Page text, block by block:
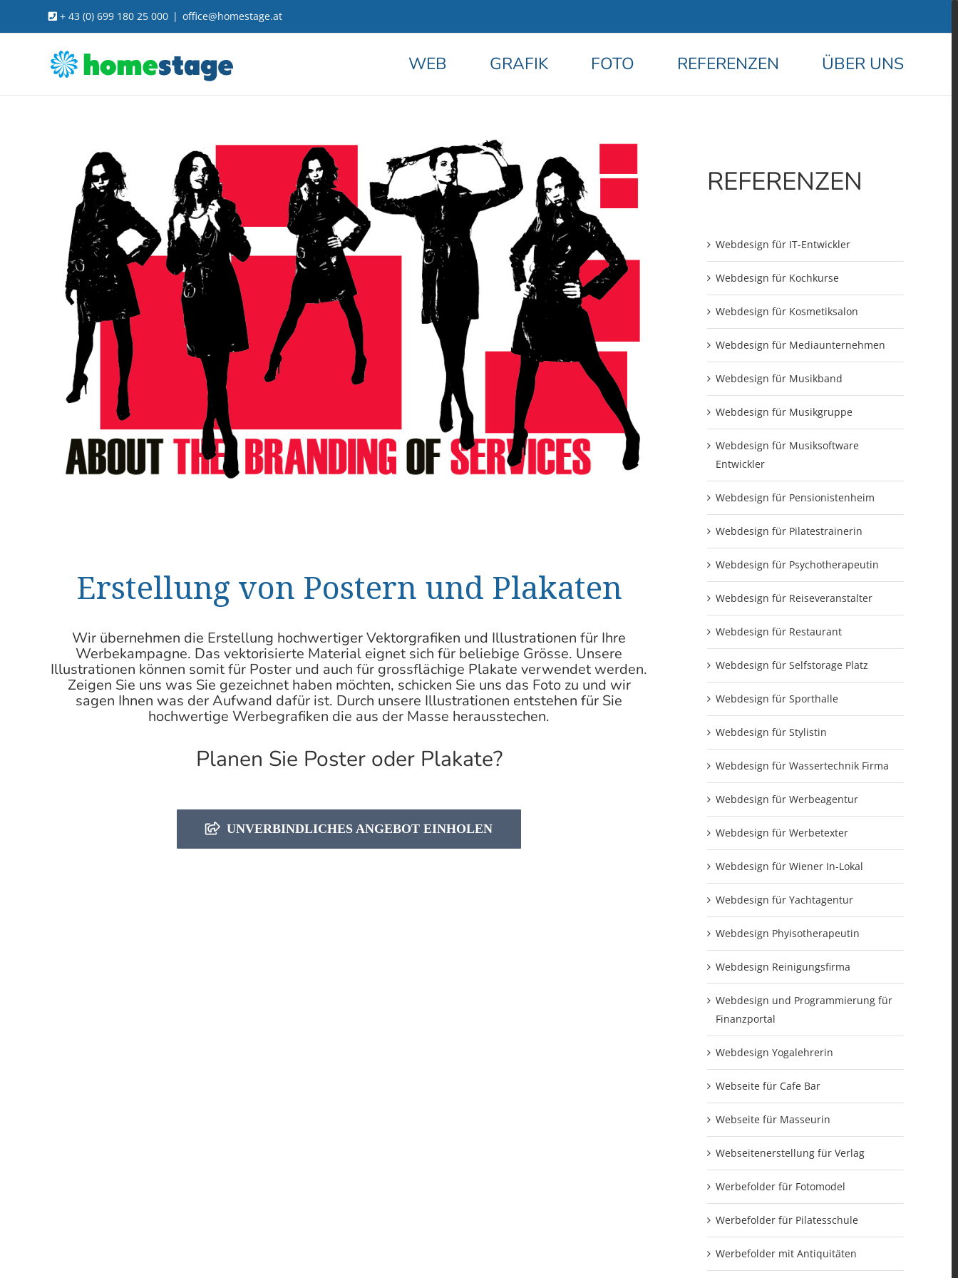
+ 43 (0) 699 180 25 000 | office@homestage.at
WEB GRAFIK FOTO REFERENZEN ÜBER UNS
Erstellung von Postern und Plakaten
Wir übernehmen die Erstellung hochwertigerVektorgrafiken und Illustrationen für Ihre
Werbekampagne. Das vektorisierte Material eignet sich für beliebige Grösse. Unsere
Illustrationen können somit für Poster und auch für grossflächige Plakate verwendet werden.
Zeigen Sie uns was Sie gezeichnet haben möchten, schicken Sie uns das Foto zu und wir
sagen Ihnen was der Aufwand dafür ist. Durch unsere Illustrationen entstehen für Sie
hochwertige Werbegrafiken die aus der Masse herausstechen.
Planen Sie Poster oder Plakate?
UNVERBINDLICHES ANGEBOT EINHOLEN
REFERENZEN
Webdesign für IT-Entwickler
Webdesign für Kochkurse
Webdesign für Kosmetiksalon
Webdesign für Mediaunternehmen
Webdesign für Musikband
Webdesign für Musikgruppe
Webdesign für Musiksoftware
Entwickler
Webdesign für Pensionistenheim
Webdesign für Pilatestrainerin
Webdesign für Psychotherapeutin
Webdesign für Reiseveranstalter
Webdesign für Restaurant
Webdesign für Selfstorage Platz
Webdesign für Sporthalle
Webdesign für Stylistin
Webdesign für Wassertechnik Firma
Webdesign für Werbeagentur
Webdesign für Werbetexter
Webdesign für Wiener In-Lokal
Webdesign für Yachtagentur
Webdesign Phyisotherapeutin
Webdesign Reinigungsfirma
Webdesign und Programmierung für
Finanzportal
Webdesign Yogalehrerin
Webseite für Cafe Bar
Webseite für Masseurin
Webseitenerstellung für Verlag
Werbefolder für Fotomodel
Werbefolder für Pilatesschule
Werbefolder mit Antiquitäten